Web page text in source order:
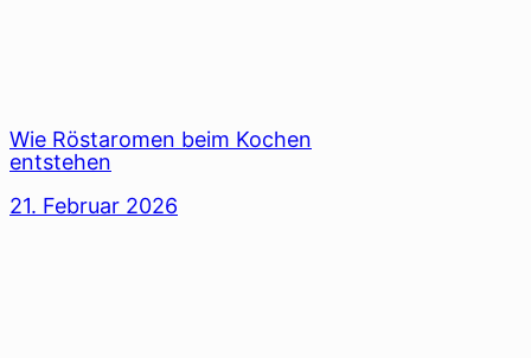
Wie Röstaromen beim Kochen
entstehen
21. Februar 2026